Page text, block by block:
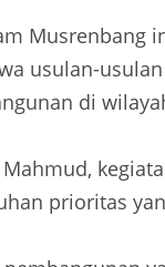
Musrenbang
usulan-
di
prioritas